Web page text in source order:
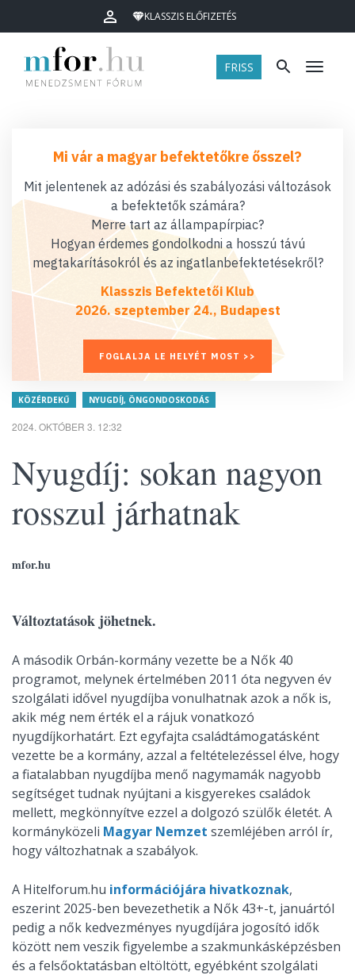
KLASSZIS ELŐFIZETÉS
FRISS Menü
Mi vár a magyar befektetőkre ősszel?
Mit jelentenek az adózási és szabályozási változások
a befektetők számára?
Merre tart az állampapírpiac?
Hogyan érdemes gondolkodni a hosszú távú
megtakarításokról és az ingatlanbefektetésekről?
Klasszis Befektetői Klub
2026. szeptember 24., Budapest
FOGLALJA LE HELYÉT MOST >>
KÖZÉRDEKŰ NYUGDÍJ, ÖNGONDOSKODÁS
2024. OKTÓBER 3. 12:32
Nyugdíj: sokan nagyon
rosszul járhatnak
mfor.hu
Változtatások jöhetnek.
A második Orbán-kormány vezette be a Nők 40
programot, melynek értelmében 2011 óta negyven év
szolgálati idővel nyugdíjba vonulhatnak azok a nők is,
akik még nem érték el a rájuk vonatkozó
nyugdíjkorhatárt. Ezt egyfajta családtámogatásként
vezette be a kormány, azzal a feltételezéssel élve, hogy
a fiatalabban nyugdíjba menő nagymamák nagyobb
segítséget tudnak nyújtani a kisgyerekes családok
mellett, megkönnyítve ezzel a dolgozó szülők életét. A
kormányközeli Magyar Nemzet szemléjében arról ír,
hogy változhatnak a szabályok.
A Hitelforum.hu információjára hivatkoznak,
eszerint 2025-ben bevezethetik a Nők 43+-t, januártól
pedig a nők kedvezményes nyugdíjára jogosító idők
között nem veszik figyelembe a szakmunkásképzésben
és a felsőoktatásban eltöltött, egyébként szolgálati